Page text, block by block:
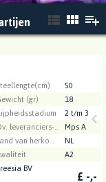
50
(gr)
18
2 t/m 3
Mps A
NL
A2
BV
£ -,-
kopen.Klik hier